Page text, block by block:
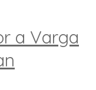
a Varga